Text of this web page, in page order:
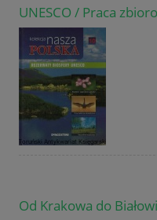
UNESCO / Praca
Od Krakowa do